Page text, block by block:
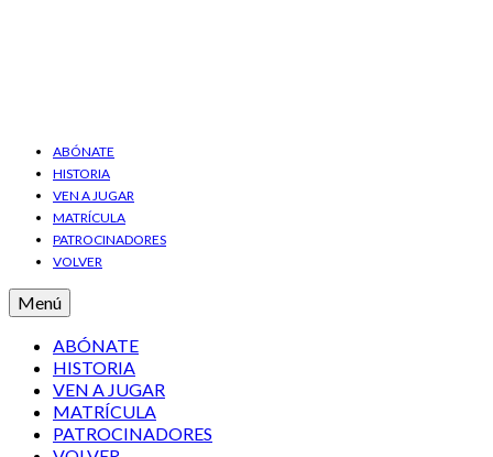
ABÓNATE
HISTORIA
VEN A JUGAR
MATRÍCULA
PATROCINADORES
VOLVER
Menú
ABÓNATE
HISTORIA
VEN A JUGAR
MATRÍCULA
PATROCINADORES